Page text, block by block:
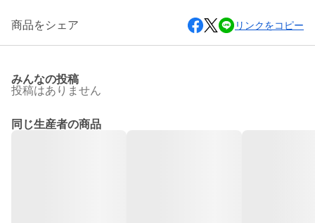
商品をシェア リンクをコピー
みんなの投稿
投稿はありません
同じ生産者の商品